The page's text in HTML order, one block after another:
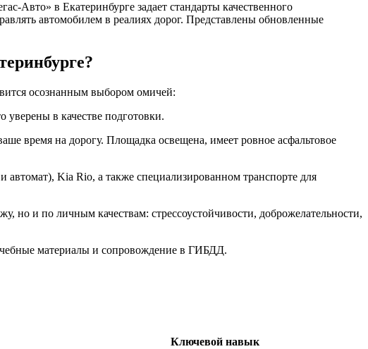
Авто» в Екатеринбурге задает стандарты качественного
автомобилем в реалиях дорог. Представлены обновленные
осознанным выбором омичей:
в качестве подготовки.
время на дорогу. Площадка освещена, имеет ровное асфальтовое
Kia Rio, а также специализированном транспорте для
но и по личным качествам: стрессоустойчивости, доброжелательности,
материалы и сопровождение в ГИБДД.
Ключевой навык